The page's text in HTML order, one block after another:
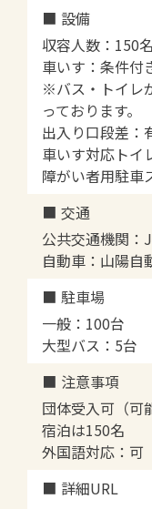
設備
収容人数：150名
車いす：条件付
※バス・トイレ
っております。
出入り口段差：
車いす対応トイ
障がい者用駐車
交通
公共交通機関：
自動車：山陽自
駐車場
一般：100台
大型バス：5台
注意事項
団体受入可（可
宿泊は150名
外国語対応：可
詳細URL